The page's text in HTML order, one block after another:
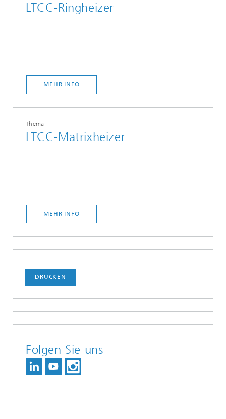
LTCC-Ringheizer
MEHR INFO
Thema
LTCC-Matrixheizer
MEHR INFO
DRUCKEN
Folgen Sie uns